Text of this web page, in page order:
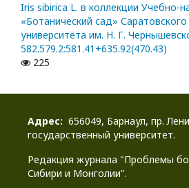
Iris sibirica L. в коллекции Учебно-
«Ботанический сад»
университета им. Н. Г.
582.579.2:581.41+635.92(470.43)
225
Адрес: 656049, Барнаул, пр.
государственный университет.
Редакция журнала "Проблемы
Сибири и Монголии".